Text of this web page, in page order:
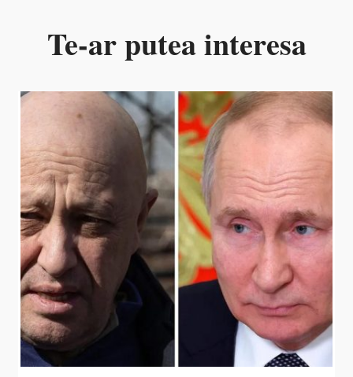
Te-ar putea interesa